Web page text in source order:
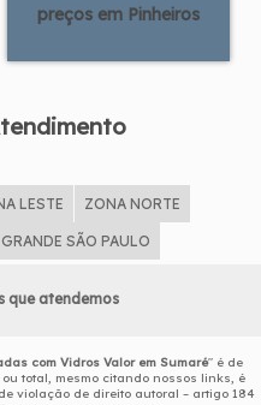
preços em Pinheiros
LESTE ZONA NORTE
GRANDE SÃO PAULO
que atendemos
com Vidros Valor em Sumaré" é de
total, mesmo citando nossos links, é
violação de direito autoral – artigo 184